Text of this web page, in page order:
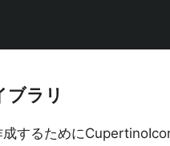
ラリ
するために